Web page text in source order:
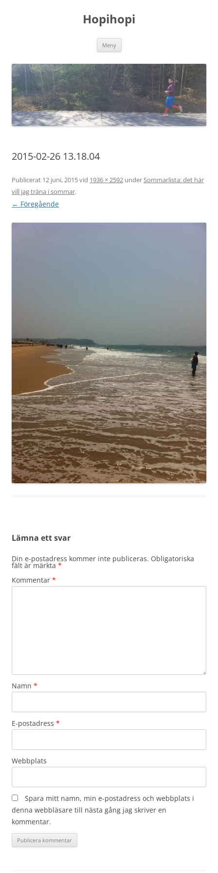
Hopihopi
Meny
2015-02-26 13.18.04
Publicerat 12 juni, 2015vid 1936 × 2592 under Sommarlista: det här
vill jag träna i sommar.
← Föregående
Lämna ett svar
Din e-postadress kommer inte publiceras. Obligatoriska
fält är märkta *
Kommentar *
Namn *
E-postadress *
Webbplats
Spara mitt namn, min e-postadress och webbplats i
denna webbläsare till nästa gång jag skriver en
kommentar.